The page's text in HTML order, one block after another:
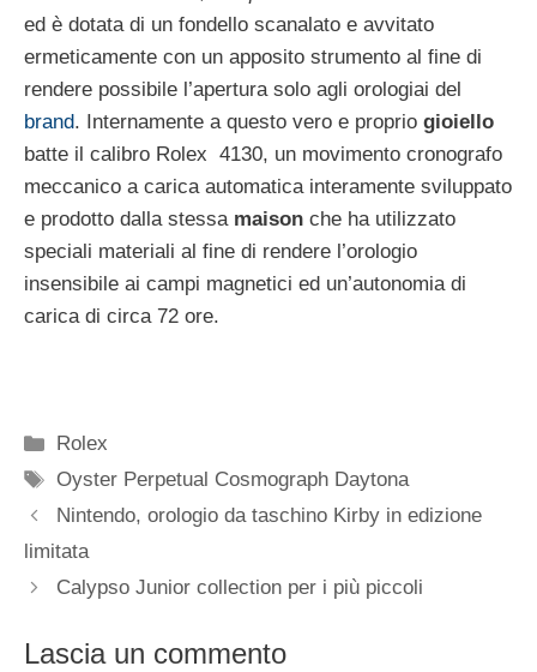
ed è dotata di un fondello scanalato e avvitato
ermeticamente con un apposito strumento al fine di
rendere possibile l’apertura solo agli orologiai del
brand. Internamente a questo vero e proprio gioiello
batte il calibro Rolex 4130, un movimento cronografo
meccanico a carica automatica interamente sviluppato
e prodotto dalla stessa maison che ha utilizzato
speciali materiali al fine di rendere l’orologio
insensibile ai campi magnetici ed un’autonomia di
carica di circa 72 ore.
Categorie
Rolex
Tag
Oyster Perpetual Cosmograph Daytona
Navigazione
articolo
Nintendo, orologio da taschino Kirby in edizione
limitata
Calypso Junior collection per i più piccoli
Lascia un commento